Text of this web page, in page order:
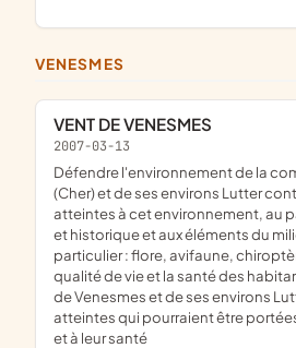
VENESMES
VENT DE VENESMES
2007-03-13
Défendre l'environnement de la commune de venesmes
(Cher) et de ses environs Lutter
atteintes à cet environnement, au
et historique et aux éléments du
particulier : flore, avifaune,
qualité de vie et la santé des
de Venesmes et de ses environs
atteintes qui pourraient être
et à leur santé